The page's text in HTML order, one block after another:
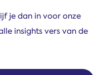
je dan in voor onze
insights vers van de